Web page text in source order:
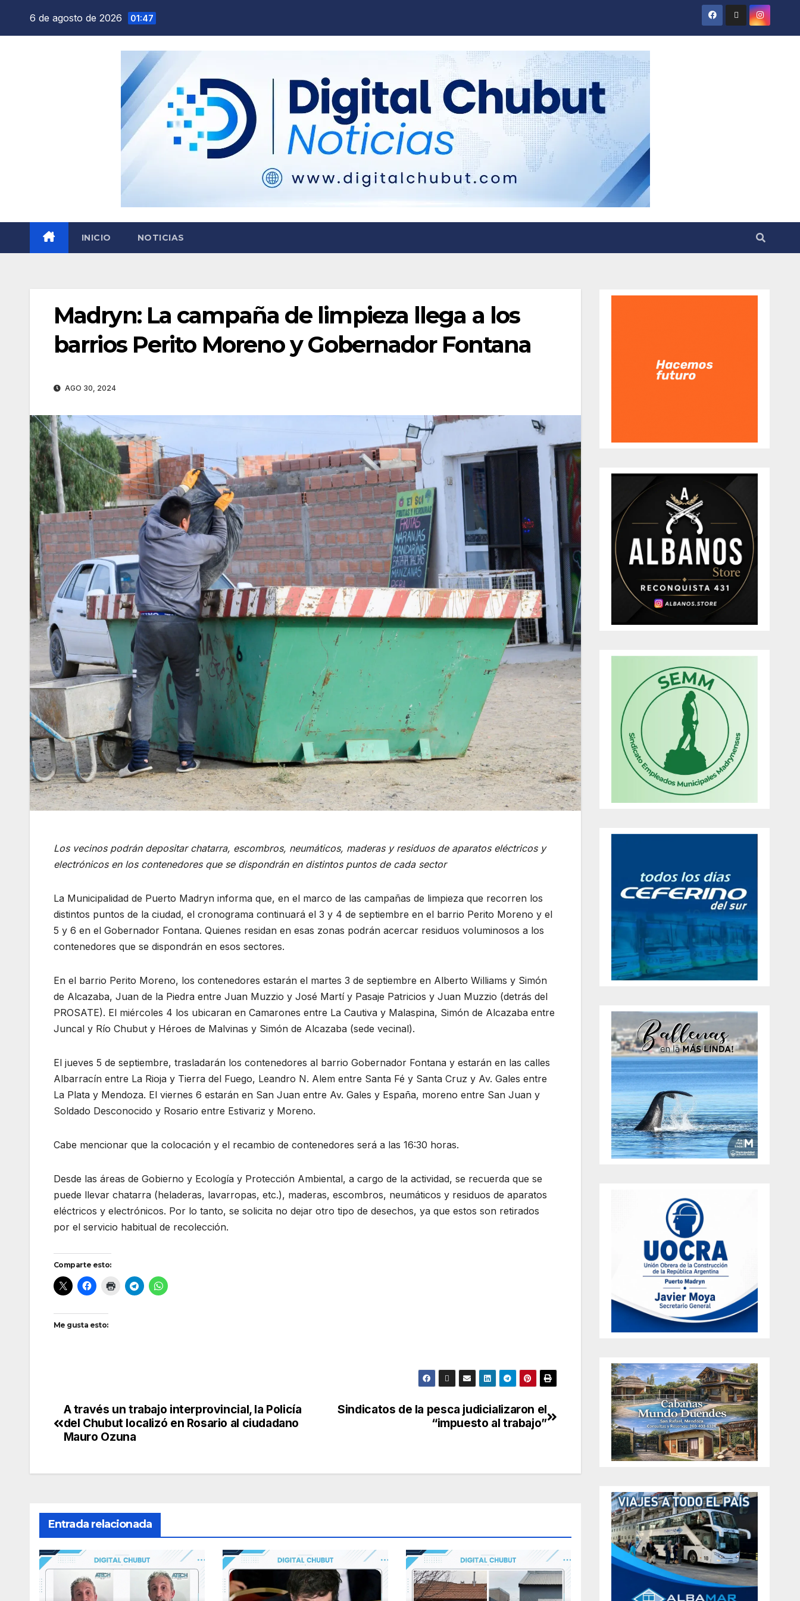
6 de agosto de 2026 01:47
INICIO NOTICIAS
Madryn: La campaña de limpieza llega a los
barrios Perito Moreno y Gobernador Fontana
AGO 30, 2024
Los vecinos podrán depositar chatarra, escombros, neumáticos, maderas y residuos de aparatos eléctricos y
electrónicos en los contenedores que se dispondrán en distintos puntos de cada sector
La Municipalidad de Puerto Madryn informa que, en el marco de las campañas de limpieza que recorren los
distintos puntos de la ciudad, el cronograma continuará el 3 y 4 de septiembre en el barrio Perito Moreno y el
5 y 6 en el Gobernador Fontana. Quienes residan en esas zonas podrán acercar residuos voluminosos a los
contenedores que se dispondrán en esos sectores.
En el barrio Perito Moreno, los contenedores estarán el martes 3 de septiembre en Alberto Williams y Simón
de Alcazaba, Juan de la Piedra entre Juan Muzzio y José Martí y Pasaje Patricios y Juan Muzzio (detrás del
PROSATE). El miércoles 4 los ubicaran en Camarones entre La Cautiva y Malaspina, Simón de Alcazaba entre
Juncal y Río Chubut y Héroes de Malvinas y Simón de Alcazaba (sede vecinal).
El jueves 5 de septiembre, trasladarán los contenedores al barrio Gobernador Fontana y estarán en las calles
Albarracín entre La Rioja y Tierra del Fuego, Leandro N. Alem entre Santa Fé y Santa Cruz y Av. Gales entre
La Plata y Mendoza. El viernes 6 estarán en San Juan entre Av. Gales y España, moreno entre San Juan y
Soldado Desconocido y Rosario entre Estivariz y Moreno.
Cabe mencionar que la colocación y el recambio de contenedores será a las 16:30 horas.
Desde las áreas de Gobierno y Ecología y Protección Ambiental, a cargo de la actividad, se recuerda que se
puede llevar chatarra (heladeras, lavarropas, etc.), maderas, escombros, neumáticos y residuos de aparatos
eléctricos y electrónicos. Por lo tanto, se solicita no dejar otro tipo de desechos, ya que estos son retirados
por el servicio habitual de recolección.
Comparte esto:
Me gusta esto:
Navegación
de
Sindicatos de la pesca judicializaron el
“impuesto al trabajo”
A través un trabajo interprovincial, la Policía
del Chubut localizó en Rosario al ciudadano
Mauro Ozuna
Entrada relacionada